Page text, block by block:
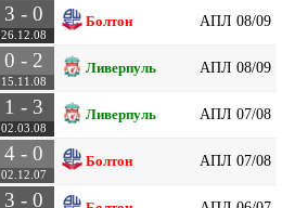
3 - 0
26.12.08
Болтон АПЛ 08/09
0 - 2
15.11.08
Ливерпуль АПЛ 08/09
1 - 3
02.03.08
Ливерпуль АПЛ 07/08
4 - 0
02.12.07
Болтон АПЛ 07/08
3 - 0